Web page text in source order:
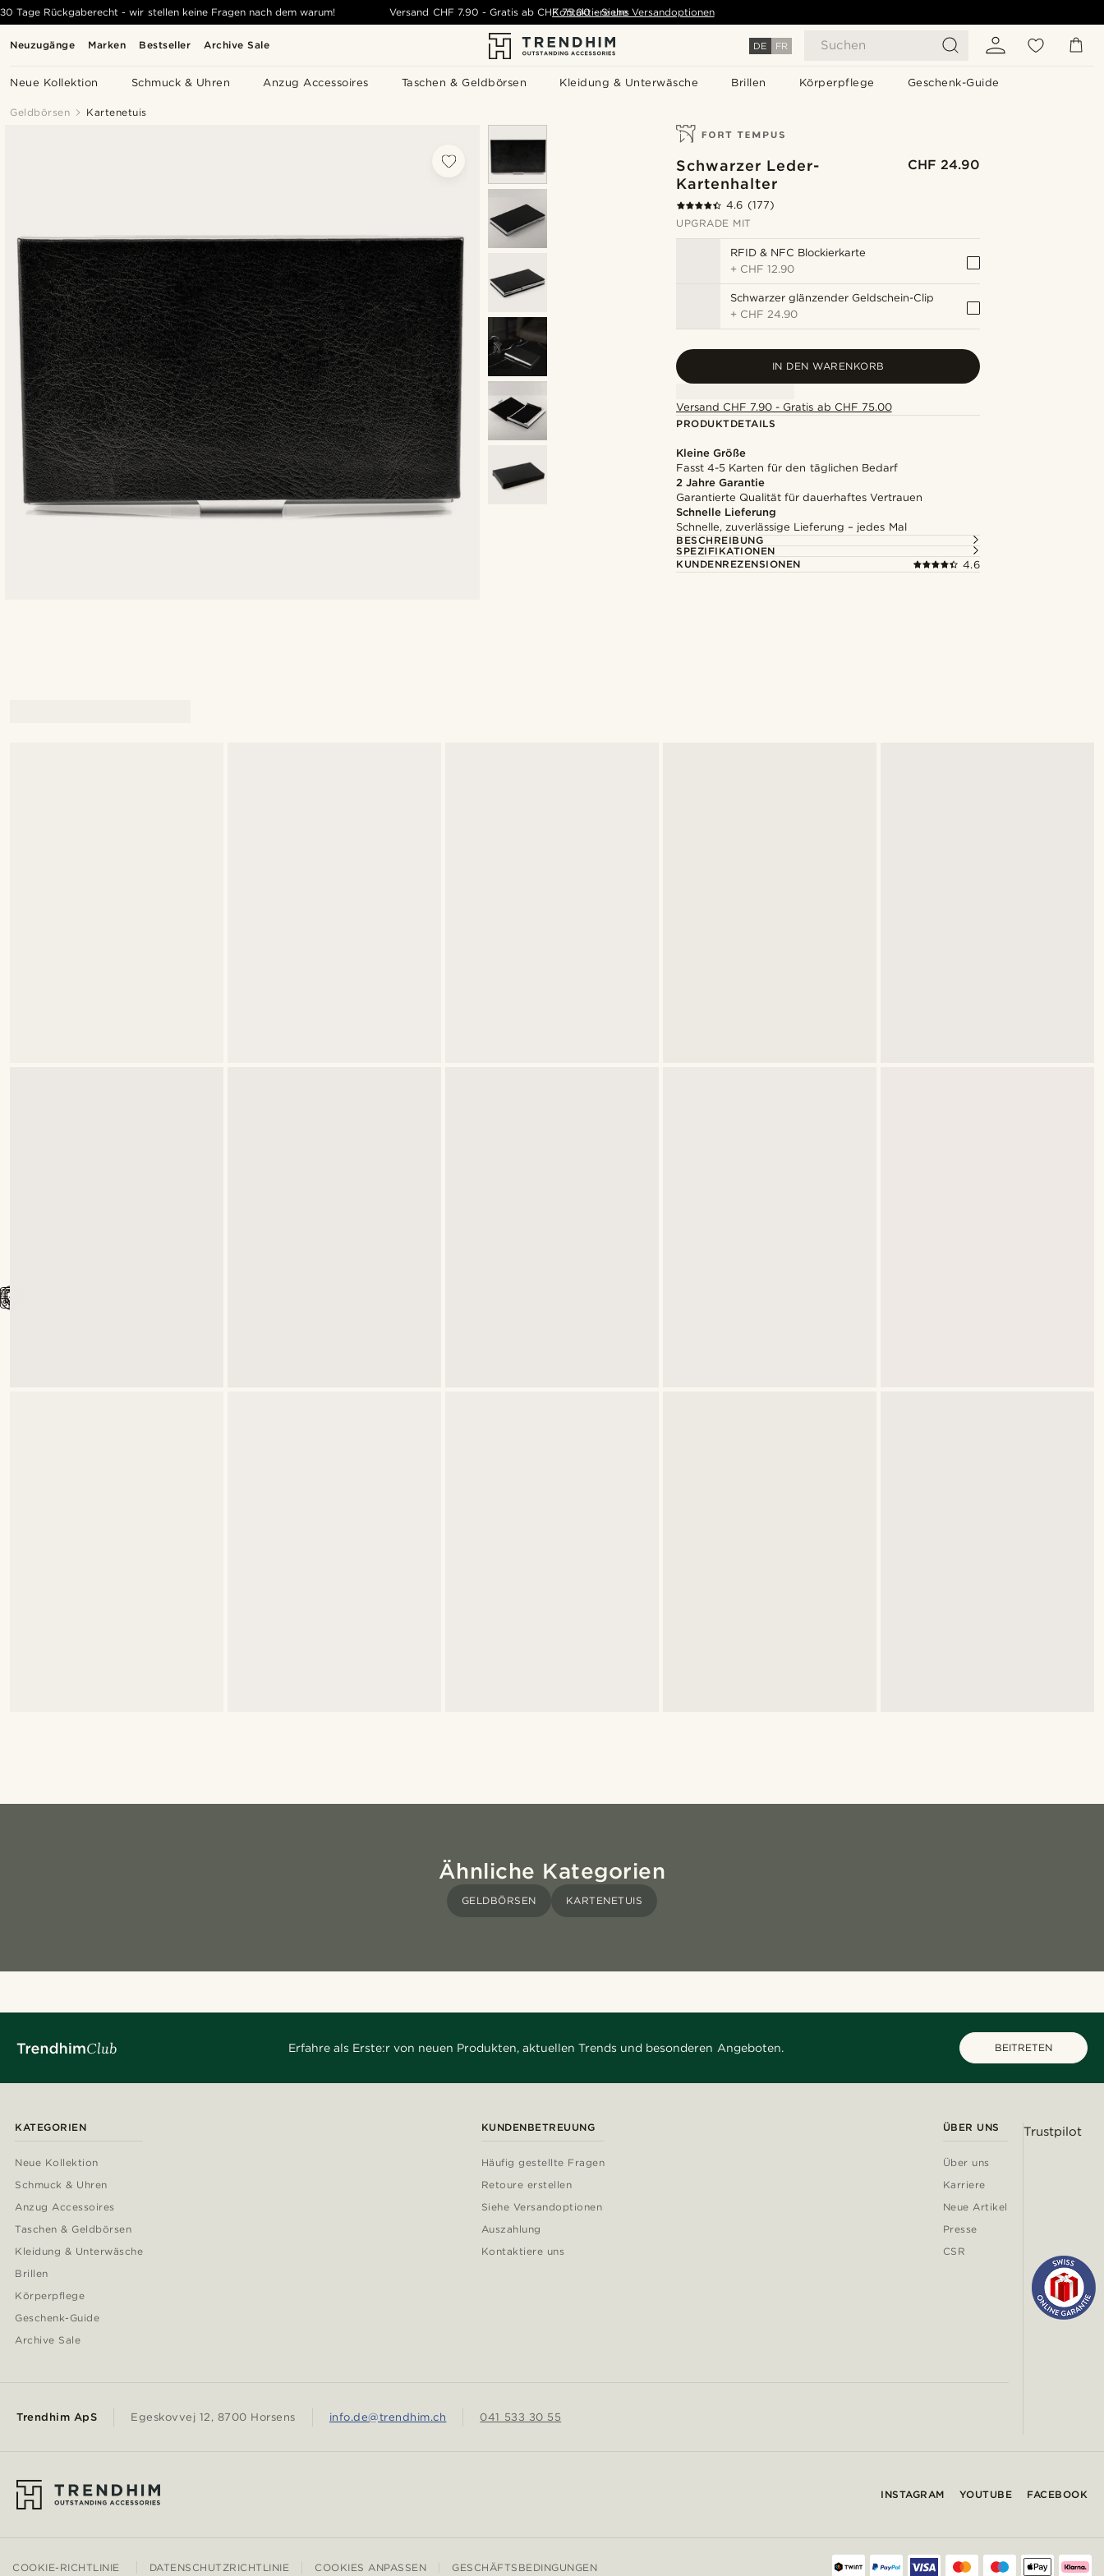
Neuzugänge Marken Bestseller Archive Sale DE FR Suchen
Neue Kollektion Schmuck & Uhren Anzug Accessoires Taschen & Geldbörsen Kleidung & Unterwäsche Brillen Körperpflege Geschenk-Guide
30 Tage Rückgaberecht - wir stellen keine Fragen nach dem warum! Versand CHF 7.90 - Gratis ab CHF 75.00 - Siehe Versandoptionen
Kontaktiere uns
Geldbörsen Kartenetuis
Schwarzer Leder-
Kartenhalter
CHF 24.90
4.6 (177)
UPGRADE MIT
RFID & NFC Blockierkarte
+ CHF 12.90
Schwarzer glänzender Geldschein-Clip
+ CHF 24.90
IN DEN WARENKORB
Versand CHF 7.90 - Gratis ab CHF 75.00
PRODUKTDETAILS
Kleine Größe
Fasst 4-5 Karten für den täglichen Bedarf
2 Jahre Garantie
Garantierte Qualität für dauerhaftes Vertrauen
Schnelle Lieferung
Schnelle, zuverlässige Lieferung – jedes Mal
BESCHREIBUNG
SPEZIFIKATIONEN
KUNDENREZENSIONEN
4.6
Ähnliche Kategorien
GELDBÖRSEN KARTENETUIS
Erfahre als Erste:r von neuen Produkten, aktuellen Trends und besonderen Angeboten. BEITRETEN
KATEGORIEN
Neue Kollektion
Schmuck & Uhren
Anzug Accessoires
Taschen & Geldbörsen
Kleidung & Unterwäsche
Brillen
Körperpflege
Geschenk-Guide
Archive Sale
KUNDENBETREUUNG
Häufig gestellte Fragen
Retoure erstellen
Siehe Versandoptionen
Auszahlung
Kontaktiere uns
ÜBER UNS
Über uns
Karriere
Neue Artikel
Presse
CSR
Trendhim ApS Egeskovvej 12, 8700 Horsens info.de@trendhim.ch 041 533 30 55
Trustpilot
INSTAGRAM YOUTUBE FACEBOOK
COOKIE-RICHTLINIE DATENSCHUTZRICHTLINIE COOKIES ANPASSEN GESCHÄFTSBEDINGUNGEN